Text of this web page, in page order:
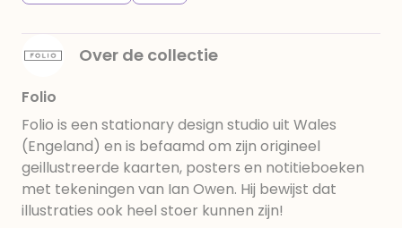
Over de collectie
Folio
Folio is een stationary design studio uit Wales
(Engeland) en is befaamd om zijn origineel
geillustreerde kaarten, posters en notitieboeken
met tekeningen van Ian Owen. Hij bewijst dat
illustraties ook heel stoer kunnen zijn!